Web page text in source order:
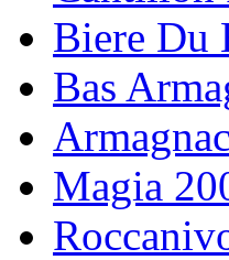
Biere Du
Bas
Magia